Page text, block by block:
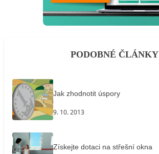
PODOBNÉ ČLÁNKY
Jak zhodnotit úspory
9. 10. 2013
Získejte dotaci na střešní okna